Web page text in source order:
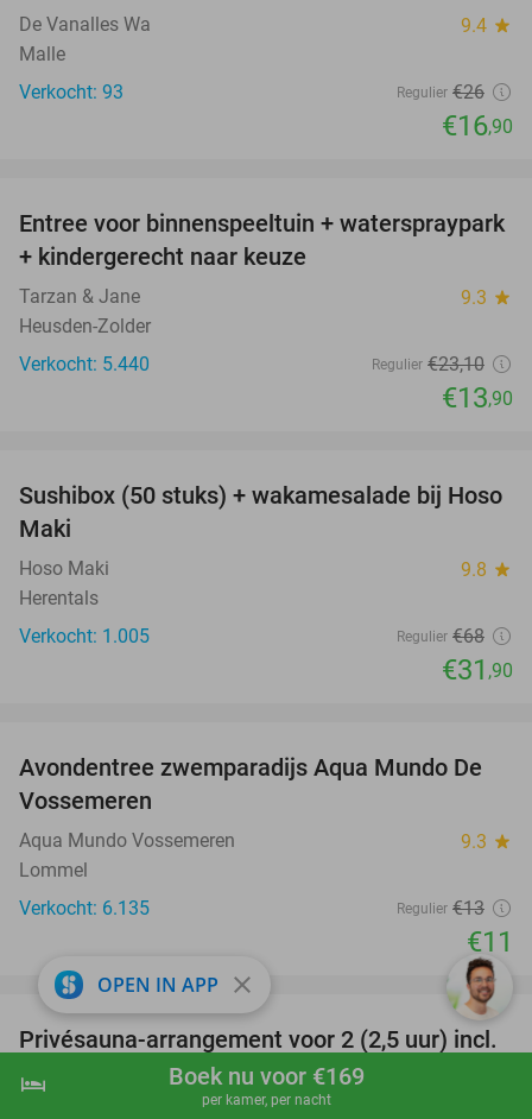
shopping_cart Boek nu
hotel Boek nu voor €169
per kamer, per nacht
De Vanalles Wa 9.4 star
Malle
Verkocht: 93
Regulier €26
€16,90
40%
Entree voor binnenspeeltuin + waterspraypark
+ kindergerecht naar keuze
Tarzan & Jane 9.3 star
Heusden-Zolder
Verkocht: 5.440
Regulier €23,10
€13,90
53%
Sushibox (50 stuks) + wakamesalade bij Hoso
Maki
Hoso Maki 9.8 star
Herentals
Verkocht: 1.005
Regulier €68
€31 ,90
15%
Avondentree zwemparadijs Aqua Mundo De
Vossemeren
Aqua Mundo Vossemeren 9.3 star
Lommel
Verkocht: 6.135
Regulier €13
€11
34%
favorite_border
Privésauna-arrangement voor 2 (2,5 uur) incl.
aperitief + badlinnen en slippers + evt.
OPEN IN APP close